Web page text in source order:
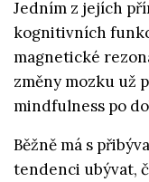
Jedním z jejích
kognitivních
magnetické
změny mozku už
mindfulness po
Běžně má s
tendenci ubývat,